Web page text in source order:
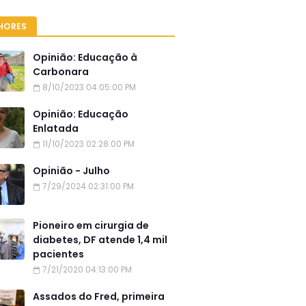
Opinião: Educação à
Carbonara
8/10/2023 04:05:00 PM
Opinião: Educação
Enlatada
11/10/2023 02:28:00 PM
Opinião - Julho
7/29/2024 02:31:00 PM
Pioneiro em cirurgia de
diabetes, DF atende 1,4 mil
pacientes
7/21/2020 04:13:00 PM
Assados do Fred, primeira